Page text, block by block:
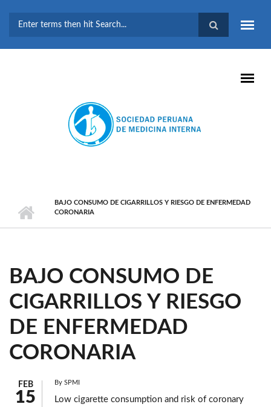
BÚSQUEDA
BAJO CONSUMO DE CIGARRILLOS Y RIESGO DE ENFERMEDAD
CORONARIA
BAJO CONSUMO DE
CIGARRILLOS Y RIESGO
DE ENFERMEDAD
CORONARIA
FEB
15
By SPMI
Low cigarette consumption and risk of coronary